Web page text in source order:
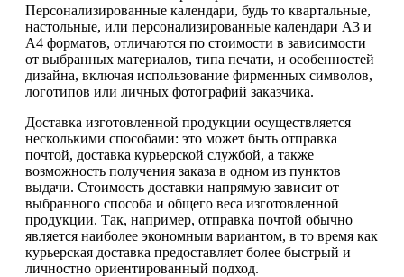
Персонализированные календари, будь то квартальные,
настольные, или персонализированные календари А3 и
А4 форматов, отличаются по стоимости в зависимости
от выбранных материалов, типа печати, и особенностей
дизайна, включая использование фирменных символов,
логотипов или личных фотографий заказчика.
Доставка изготовленной продукции осуществляется
несколькими способами: это может быть отправка
почтой, доставка курьерской службой, а также
возможность получения заказа в одном из пунктов
выдачи. Стоимость доставки напрямую зависит от
выбранного способа и общего веса изготовленной
продукции. Так, например, отправка почтой обычно
является наиболее экономным вариантом, в то время как
курьерская доставка предоставляет более быстрый и
личностно ориентированный подход.